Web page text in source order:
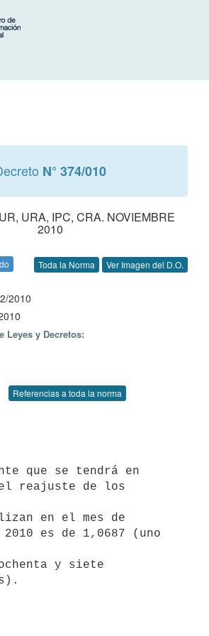
N° 374/010
URA, IPC, CRA. NOVIEMBRE
2010
Toda la Norma Ver Imagen del D.O.
2010
Leyes y Decretos:
Referencias a toda la norma
reajuste de los
en el mes de
es de 1,0687 (uno
y siete